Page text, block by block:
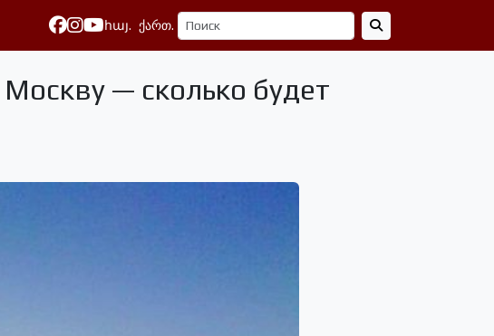
հայ. ქართ.
— сколько будет